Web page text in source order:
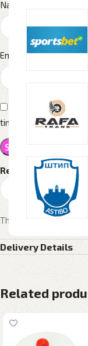
Reviews
There are no reviews
Name
Email *
Save my name,
time I comment.
Delivery Details
Related